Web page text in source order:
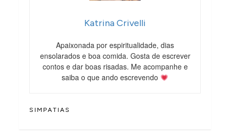
Katrina Crivelli
Apaixonada por espiritualidade, dias
ensolarados e boa comida. Gosta de escrever
contos e dar boas risadas. Me acompanhe e
saiba o que ando escrevendo
SIMPATIAS